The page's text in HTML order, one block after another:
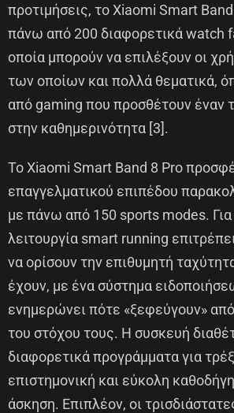
προτιμήσεις, το Xiaοmi Smart Band
πάνω από 200 διαφορετικά watch
οποία μπορούν να επιλέξουν οι
των οποίων και πολλά θεματικά,
από gaming που προσθέτουν έναν
στην καθημερινότητα [3].
Το Xiaomi Smart Band 8 Pro
επαγγελματικού επιπέδου
με πάνω από 150 sports modes. Για
λειτουργία smart running
να ορίσουν την επιθυμητή
έχουν, με ένα σύστημα
ενημερώνει πότε «ξεφεύγουν»
του στόχου τους. Η συσκευή
διαφορετικά προγράμματα για
επιστημονική και εύκολη
άσκηση. Επιπλέον, οι